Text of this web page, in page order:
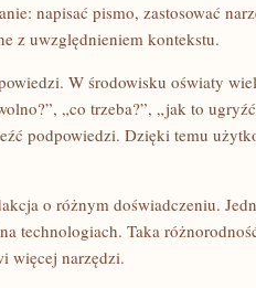
napisać pismo, zastosować
z uwzględnieniem kontekstu.
W środowisku oświaty
„co trzeba?”, „jak to
podpowiedzi. Dzięki temu
o różnym doświadczeniu.
technologiach. Taka
więcej narzędzi.